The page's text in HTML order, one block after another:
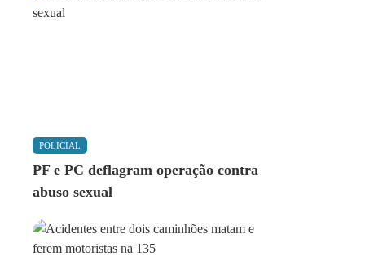
POLICIAL
PF e PC deflagram operação contra
abuso sexual